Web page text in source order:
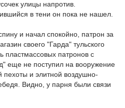
улицы напротив.
в тени он пока не нашел.
и начал спокойно, патрон за
своего "Гарда" тульского
пластмассовых патронов с
еще не поступил на вооружение
пехоты и элитной воздушно-
Видно, у парня были связи